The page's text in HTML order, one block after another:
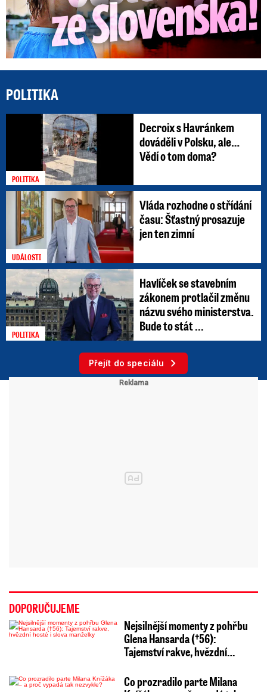
POLITIKA
POLITIKA
Decroix s Havránkem
dováděli v Polsku, ale…
Vědí o tom doma?
UDÁLOSTI
Vláda rozhodne o střídání
času: Šťastný prosazuje
jen ten zimní
POLITIKA
Havlíček se stavebním
zákonem protlačil změnu
názvu svého ministerstva.
Bude to stát ...
Přejít do speciálu
DOPORUČUJEME
Nejsilnější momenty z pohřbu
Glena Hansarda (†56):
Tajemství rakve, hvězdní…
Co prozradilo parte Milana